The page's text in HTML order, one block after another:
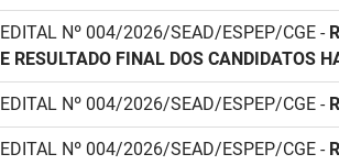
EDITAL Nº 004/2026/SEAD/ESPEP/CGE -
E RESULTADO FINAL DOS CANDIDATOS
EDITAL Nº 004/2026/SEAD/ESPEP/CGE -
EDITAL Nº 004/2026/SEAD/ESPEP/CGE -